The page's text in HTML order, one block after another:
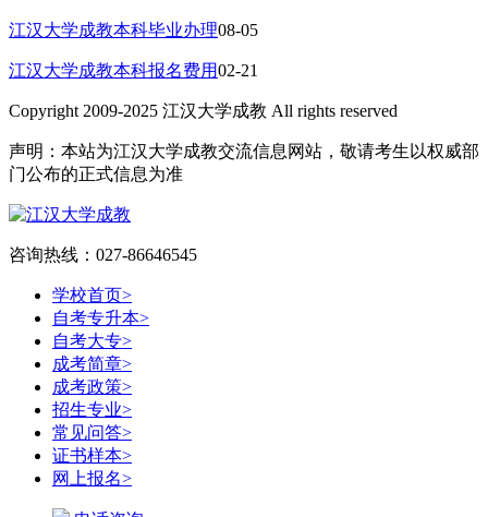
江汉大学成教本科毕业办理08-05
江汉大学成教本科报名费用02-21
Copyright 2009-2025 江汉大学成教 All rights reserved
声明：本站为江汉大学成教交流信息网站，敬请考生以权威部
门公布的正式信息为准
咨询热线：027-86646545
学校首页>
自考专升本>
自考大专>
成考简章>
成考政策>
招生专业>
常见问答>
证书样本>
网上报名>